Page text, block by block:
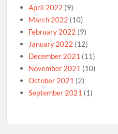
April 2022 (9)
March 2022 (10)
February 2022 (9)
January 2022 (12)
December 2021 (11)
November 2021 (10)
October 2021 (2)
September 2021 (1)